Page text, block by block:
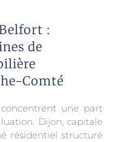
:
de
Comté
une part
Dijon, capitale
résidentiel structuré